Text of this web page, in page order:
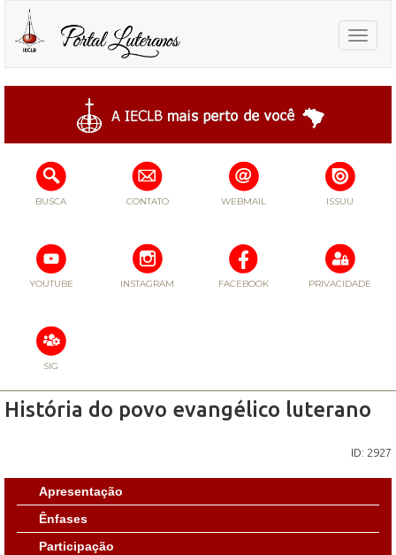
Toggle
BUSCA CONTATO WEBMAIL ISSUU
YOUTUBE INSTAGRAM FACEBOOK PRIVACIDADE
SIG
História do povo evangélico luterano
ID: 2927
Apresentação
Ênfases
Participação